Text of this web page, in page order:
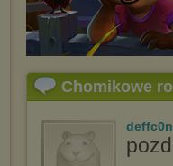
Chomikowe
deffc0n